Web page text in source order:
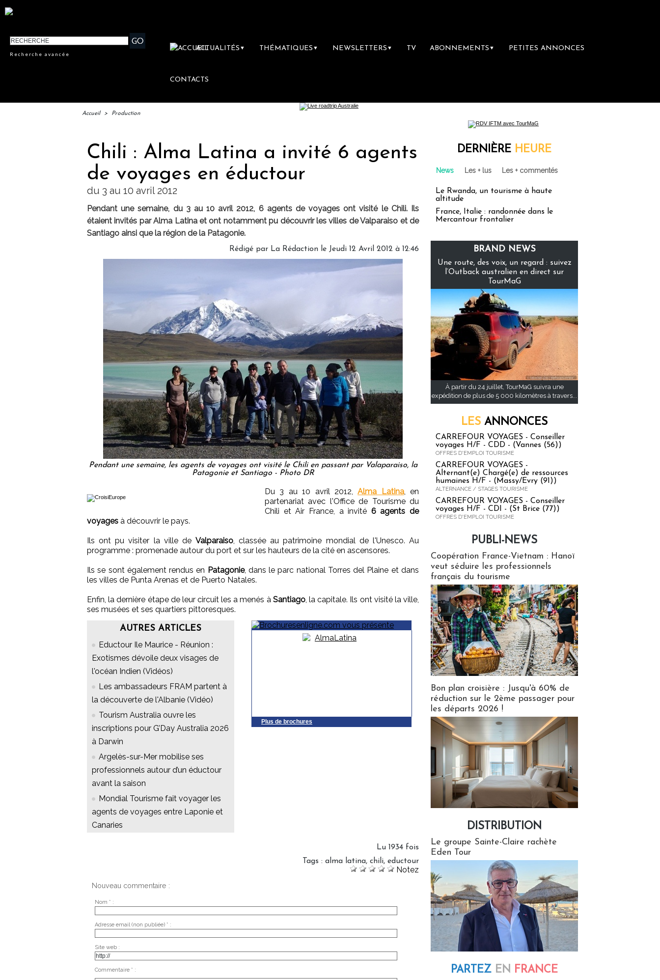
Recherche avancée
ACTUALITÉS ▼ THÉMATIQUES ▼ NEWSLETTERS ▼ TV ABONNEMENTS ▼ PETITES ANNONCES
CONTACTS
Accueil > Production
Chili : Alma Latina a invité 6 agents
de voyages en éductour
du 3 au 10 avril 2012
Pendant une semaine, du 3 au 10 avril 2012, 6 agents de voyages ont visité le Chili. Ils
étaient invités par Alma Latina et ont notamment pu découvrir les villes de Valparaiso et de
Santiago ainsi que la région de la Patagonie.
Rédigé par La Rédaction le Jeudi 12 Avril 2012 à 12:46
Pendant une semaine, les agents de voyages ont visité le Chili en passant par Valaparaiso, la
Patagonie et Santiago - Photo DR
Du 3 au 10 avril 2012,Alma Latina, en
partenariat avec l'Office de Tourisme du
Chili et Air France, a invité 6 agents de
voyages à découvrir le pays.
Ils ont pu visiter la ville de Valparaiso, classée au patrimoine mondial de l'Unesco. Au
programme : promenade autour du port et sur les hauteurs de la cité en ascensores.
Ils se sont également rendus en Patagonie, dans le parc national Torres del Plaine et dans
les villes de Punta Arenas et de Puerto Natales.
Enfin, la dernière étape de leur circuit les a menés à Santiago, la capitale. Ils ont visité la ville,
ses musées et ses quartiers pittoresques.
AUTRES ARTICLES
Eductour Ile Maurice - Réunion :
Exotismes dévoile deux visages de
l'océan Indien (Vidéos)
Les ambassadeurs FRAM partent à
la découverte de l'Albanie (Vidéo)
Tourism Australia ouvre les
inscriptions pour G’Day Australia 2026
à Darwin
Argelès-sur-Mer mobilise ses
professionnels autour d’un éductour
avant la saison
Mondial Tourisme fait voyager les
agents de voyages entre Laponie et
Canaries
Plus de brochures
Lu 1934 fois
Tags : alma latina, chili, eductour
Notez
Nouveau commentaire :
Nom * :
Adresse email (non publiée) * :
Site web :
Commentaire * :
DERNIÈRE HEURE
News Les + lus Les + commentés
Le Rwanda, un tourisme à haute
altitude
France, Italie : randonnée dans le
Mercantour frontalier
BRAND NEWS
Une route, des voix, un regard : suivez
l’Outback australien en direct sur
TourMaG
À partir du 24 juillet, TourMaG suivra une
expédition de plus de 5 000 kilomètres à travers...
LES ANNONCES
CARREFOUR VOYAGES - Conseiller
voyages H/F - CDD - (Vannes (56))
OFFRES D'EMPLOI TOURISME
CARREFOUR VOYAGES -
Alternant(e) Chargé(e) de ressources
humaines H/F - (Massy/Evry (91))
ALTERNANCE / STAGES TOURISME
CARREFOUR VOYAGES - Conseiller
voyages H/F - CDI - (St Brice (77))
OFFRES D'EMPLOI TOURISME
PUBLI-NEWS
Coopération France-Vietnam : Hanoï
veut séduire les professionnels
français du tourisme
Bon plan croisière : Jusqu'à 60% de
réduction sur le 2ème passager pour
les départs 2026 !
DISTRIBUTION
Le groupe Sainte-Claire rachète
Eden Tour
PARTEZ EN FRANCE